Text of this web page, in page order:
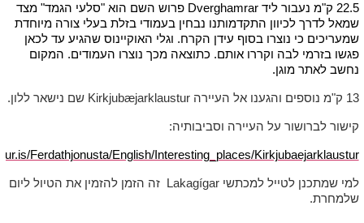
22.5 ק"מ נעבור ליד Dverghamrar פרוש השם הוא "סלעי הגמד" מצד
שמאל לדרך לכיוון התקדמותנו נבחין בעמודי בזלת בעלי צורה מיוחדת
שמעריכים כי נוצרו בסוף עידן הקרח. וגלי האוקיינוס שהגיע עד לכאן
פגשו בזרמי לבה וקררו אותם. כתוצאה מכך נוצרו העמודים. המקום
נחשב לאתר מוגן.
13 ק"מ נוספים והגענו אל העיירה Kirkjubæjarklaustur שם נישאר ללון.
קישור לברושור על העיירה וסביבותיה:
Ferdathjonusta/English/Interesting_places/Kirkjubaejarklaustur
למי שמתכנן לטייל למכתשי Lakagígar זה הזמן להזמין את הטיול ליום
שלמחרת.